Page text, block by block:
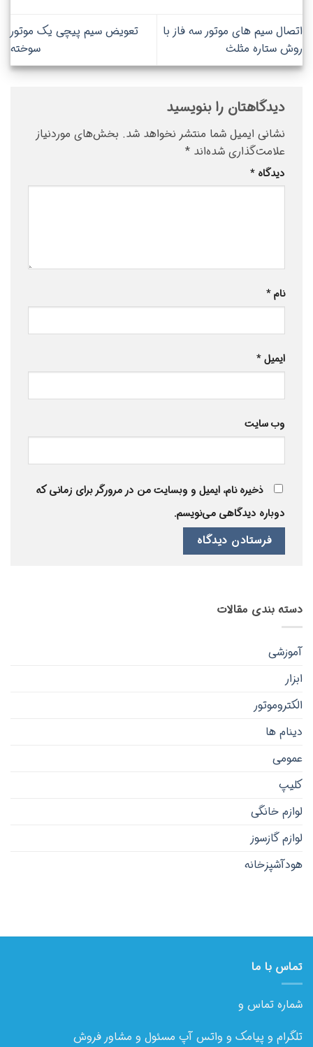
اتصال سیم های موتور سه فاز با
روش ستاره مثلث
تعویض سیم پیچی یک موتور
سوخته
دیدگاهتان را بنویسید
نشانی ایمیل شما منتشر نخواهد شد. بخش‌های موردنیاز
علامت‌گذاری شده‌اند *
دیدگاه *
نام*
ایمیل*
وب‌ سایت
ذخیره نام، ایمیل و وبسایت من در مرورگر برای زمانی که
دوباره دیدگاهی می‌نویسم.
دسته بندی مقالات
آموزشی
ابزار
الکتروموتور
دینام ها
عمومی
کلیپ
لوازم خانگی
لوازم گازسوز
هودآشپزخانه
تماس با ما
شماره تماس و
تلگرام و پیامک و واتس آپ مسئول و مشاور فروش